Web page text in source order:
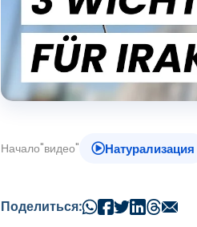
Начало"видео" Натурализация
Поделиться: